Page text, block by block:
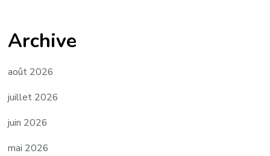
Archive
août 2026
juillet 2026
juin 2026
mai 2026